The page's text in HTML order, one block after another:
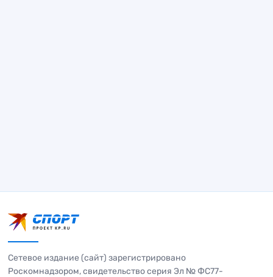
Сетевое издание (сайт) зарегистрировано
Роскомнадзором, свидетельство серия Эл № ФС77-